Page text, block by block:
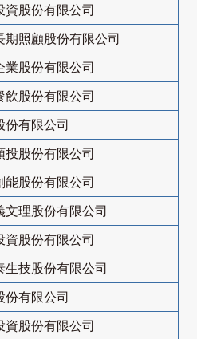
資股份有限公司
期照顧股份有限公司
業股份有限公司
飲股份有限公司
份有限公司
投股份有限公司
能股份有限公司
文理股份有限公司
資股份有限公司
生技股份有限公司
份有限公司
資股份有限公司